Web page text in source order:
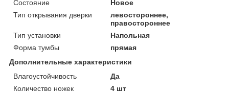
Состояние
Новое
Тип открывания дверки
левостороннее,
правостороннее
Тип установки
Напольная
Форма тумбы
прямая
Дополнительные характеристики
Влагоустойчивость
Да
Количество ножек
4 шт